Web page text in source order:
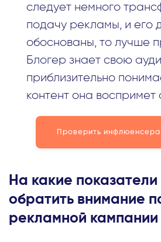
следует немного
подачу рекламы, и его
обоснованы, то лучше
Блогер знает свою
приблизительно
контент она воспримет
Проверить инфлюенсера
На какие показатели
обратить внимание
рекламной кампании